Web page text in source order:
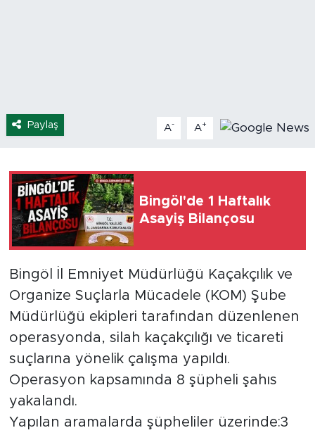
Paylaş A- A+
Bingöl'de 1 Haftalık
Asayiş Bilançosu
Bingöl İl Emniyet Müdürlüğü Kaçakçılık ve
Organize Suçlarla Mücadele (KOM) Şube
Müdürlüğü ekipleri tarafından düzenlenen
operasyonda, silah kaçakçılığı ve ticareti
suçlarına yönelik çalışma yapıldı.
Operasyon kapsamında 8 şüpheli şahıs
yakalandı.
Yapılan aramalarda şüpheliler üzerinde:3
Tavz Der